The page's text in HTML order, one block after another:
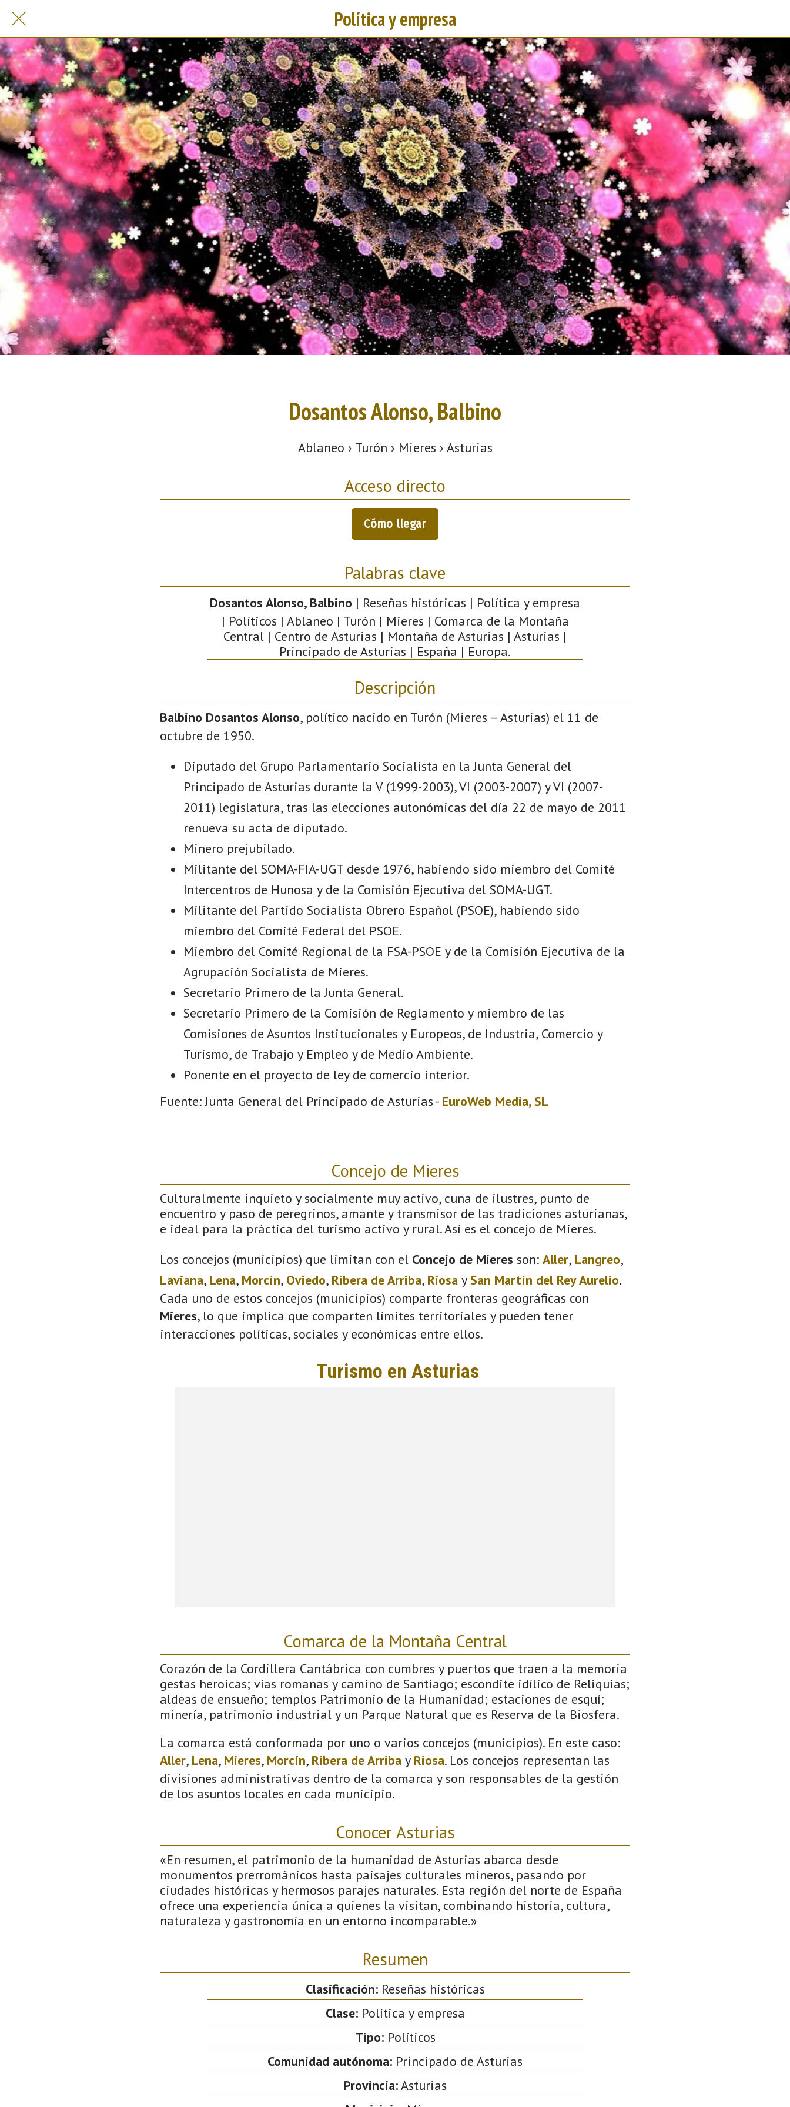
Política y empresa
Dosantos Alonso, Balbino
Ablaneo › Turón › Mieres › Asturias
Acceso directo
Cómo llegar
Palabras clave
Dosantos Alonso, Balbino | Reseñas históricas | Política y empresa
| Políticos | Ablaneo | Turón | Mieres | Comarca de la Montaña
Central | Centro de Asturias | Montaña de Asturias | Asturias |
Principado de Asturias | España | Europa.
Descripción
Balbino Dosantos Alonso, político nacido en Turón (Mieres – Asturias) el 11 de
octubre de 1950.
Diputado del Grupo Parlamentario Socialista en la Junta General del
Principado de Asturias durante la V (1999-2003), VI (2003-2007) y VI (2007-
2011) legislatura, tras las elecciones autonómicas del día 22 de mayo de 2011
renueva su acta de diputado.
Minero prejubilado.
Militante del SOMA-FIA-UGT desde 1976, habiendo sido miembro del Comité
Intercentros de Hunosa y de la Comisión Ejecutiva del SOMA-UGT.
Militante del Partido Socialista Obrero Español (PSOE), habiendo sido
miembro del Comité Federal del PSOE.
Miembro del Comité Regional de la FSA-PSOE y de la Comisión Ejecutiva de la
Agrupación Socialista de Mieres.
Secretario Primero de la Junta General.
Secretario Primero de la Comisión de Reglamento y miembro de las
Comisiones de Asuntos Institucionales y Europeos, de Industria, Comercio y
Turismo, de Trabajo y Empleo y de Medio Ambiente.
Ponente en el proyecto de ley de comercio interior.
Fuente: Junta General del Principado de Asturias - EuroWeb Media, SL
Concejo de Mieres
Culturalmente inquieto y socialmente muy activo, cuna de ilustres, punto de
encuentro y paso de peregrinos, amante y transmisor de las tradiciones asturianas,
e ideal para la práctica del turismo activo y rural. Así es el concejo de Mieres.
Los concejos (municipios) que limitan con el Concejo de Mieres son: Aller, Langreo,
Laviana, Lena, Morcín, Oviedo, Ribera de Arriba, Riosa ySan Martín del Rey Aurelio.
Cada uno de estos concejos (municipios) comparte fronteras geográficas con
Mieres, lo que implica que comparten límites territoriales y pueden tener
interacciones políticas, sociales y económicas entre ellos.
Comarca de la Montaña Central
Corazón de la Cordillera Cantábrica con cumbres y puertos que traen a la memoria
gestas heroicas; vías romanas y camino de Santiago; escondite idílico de Reliquias;
aldeas de ensueño; templos Patrimonio de la Humanidad; estaciones de esquí;
minería, patrimonio industrial y un Parque Natural que es Reserva de la Biosfera.
La comarca está conformada por uno o varios concejos (municipios). En este caso:
Aller, Lena, Mieres, Morcín, Ribera de Arriba y Riosa. Los concejos representan las
divisiones administrativas dentro de la comarca y son responsables de la gestión
de los asuntos locales en cada municipio.
Conocer Asturias
«En resumen, el patrimonio de la humanidad de Asturias abarca desde
monumentos prerrománicos hasta paisajes culturales mineros, pasando por
ciudades históricas y hermosos parajes naturales. Esta región del norte de España
ofrece una experiencia única a quienes la visitan, combinando historia, cultura,
naturaleza y gastronomía en un entorno incomparable.»
Resumen
Clasificación:Reseñas históricas
Clase:Política y empresa
Tipo:Políticos
Comunidad autónoma: Principado de Asturias
Provincia:Asturias